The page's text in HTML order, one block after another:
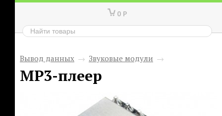
0 Р
Вывод данных → Звуковые модули →
MP3-плеер